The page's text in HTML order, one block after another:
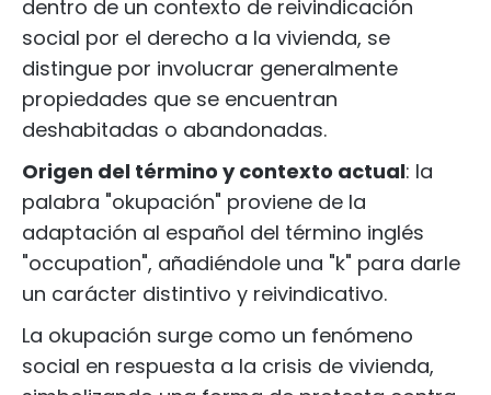
dentro de un contexto de reivindicación
social por el derecho a la vivienda, se
distingue por involucrar generalmente
propiedades que se encuentran
deshabitadas o abandonadas.
Origen del término y contexto actual: la
palabra "okupación" proviene de la
adaptación al español del término inglés
"occupation", añadiéndole una "k" para darle
un carácter distintivo y reivindicativo.
La okupación surge como un fenómeno
social en respuesta a la crisis de vivienda,